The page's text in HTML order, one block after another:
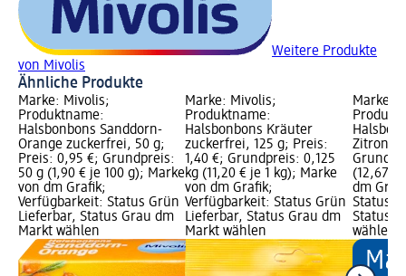
Weitere Produkte
von Mivolis
Ähnliche Produkte
Marke: Mivolis;
Produktname:
Halsbonbons Sanddorn-
Orange zuckerfrei, 50 g;
Preis: 0,95 €; Grundpreis:
50 g (1,90 € je 100 g); Marke
von dm Grafik;
Verfügbarkeit: Status Grün
Lieferbar, Status Grau dm
Markt wählen
Marke: Mivolis;
Produktname:
Halsbonbons Kräuter
zuckerfrei, 125 g; Preis:
1,40 €; Grundpreis: 0,125
kg (11,20 € je 1 kg); Marke
von dm Grafik;
Verfügbarkeit: Status Grün
Lieferbar, Status Grau dm
Markt wählen
Marke:
Zitrone,
(12,67 €
dm
Status
Status
wählen